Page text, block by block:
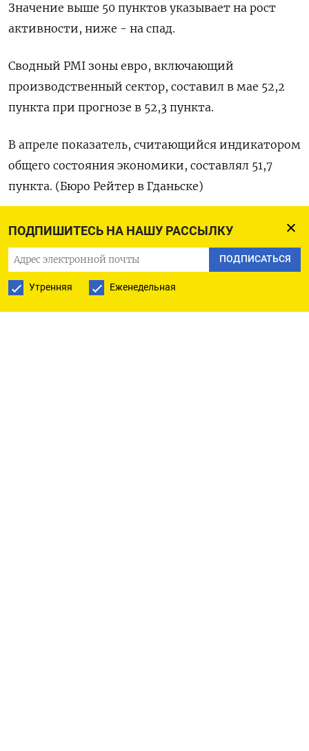
ПОДПИШИТЕСЬ НА НАШУ РАССЫЛКУ
ПОДПИСАТЬСЯ
Утренняя Еженедельная
Значение выше 50 пунктов указывает на рост
активности, ниже - на спад.
Сводный PMI зоны евро, включающий
производственный сектор, составил в мае 52,2
пункта при прогнозе в 52,3 пункта.
В апреле показатель, считающийся индикатором
общего состояния экономики, составлял 51,7
пункта. (Бюро Рейтер в Гданьске)
ПОДПИСАТЬСЯ НА ТЕЛЕГРАМ
ПОДПИСАТЬСЯ В GOOGLE